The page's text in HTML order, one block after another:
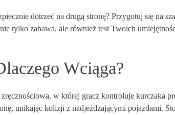
dotrzeć na drugą stronę? Przygotuj się na
tylko zabawa, ale również test Twoich
Wciąga?
w której gracz kontroluje kurczaka
unikając kolizji z nadjeżdżającymi pojazdami.